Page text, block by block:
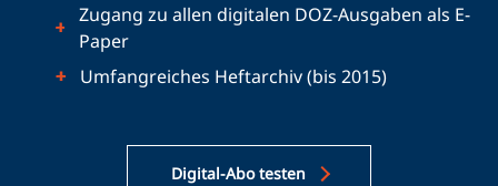
Zugang zu allen digitalen DOZ-Ausgaben als E-
Paper
Umfangreiches Heftarchiv (bis 2015)
Digital-Abo testen